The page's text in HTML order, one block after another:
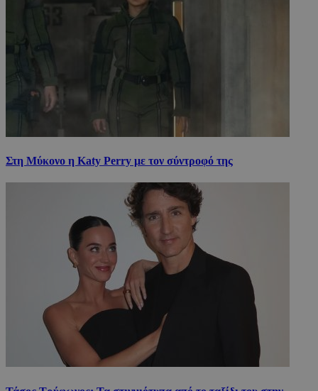
Στη Μύκονο η Katy Perry με τον σύντροφό της